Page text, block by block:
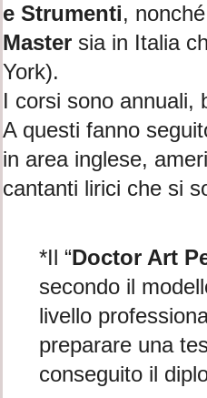
e Strumenti,
Master sia in Italia
York).
I corsi sono annuali,
A questi fanno
in area inglese,
cantanti lirici che si
*Il “Doctor Art
secondo il
livello
preparare una
conseguito il